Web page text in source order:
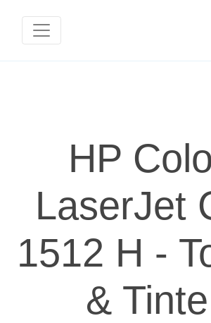
HP
LaserJet
1512 H -
& Tinte